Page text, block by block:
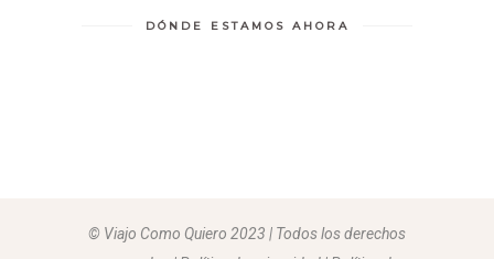
DÓNDE ESTAMOS AHORA
© Viajo Como Quiero 2023 | Todos los derechos